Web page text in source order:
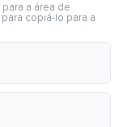
a área de
copiá-lo para a